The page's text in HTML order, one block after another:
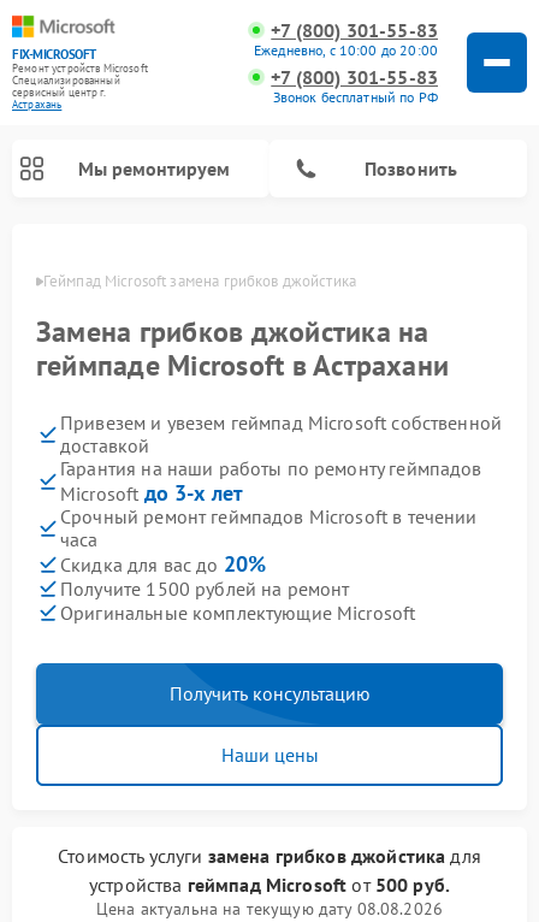
FIX-MICROSOFT
Ремонт устройств Microsoft
Специализированный
cервисный центр г.
Астрахань
+7 (800) 301-55-83
Ежедневно, с 10:00 до 20:00
+7 (800) 301-55-83
Звонок бесплатный по РФ
Мы ремонтируем Позвонить
Геймпад Microsoft замена грибков джойстика
Замена грибков джойстика на
геймпаде Microsoft в Астрахани
Привезем и увезем геймпад Microsoft собственной
доставкой
Гарантия на наши работы по ремонту геймпадов
Microsoft до 3-х лет
Срочный ремонт геймпадов Microsoft в течении
часа
Скидка для вас до 20%
Получите 1500 рублей на ремонт
Оригинальные комплектующие Microsoft
Получить консультацию
Наши цены
Стоимость услуги замена грибков джойстика для
устройства геймпад Microsoft от 500 руб.
Цена актуальна на текущую дату 08.08.2026